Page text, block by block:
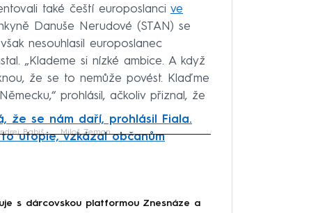
také čeští europoslanci ve
Danuše Nerudové (STAN) se
nesouhlasil europoslanec
„Klademe si nízké ambice. A když
že se to nemůže povést. Klaďme
prohlásil, ačkoliv přiznal, že
že se nám daří, prohlásil Fiala.
utopie, vzkázal občanům
Babiš Miloš Zeman
s dárcovskou platformou Znesnáze a